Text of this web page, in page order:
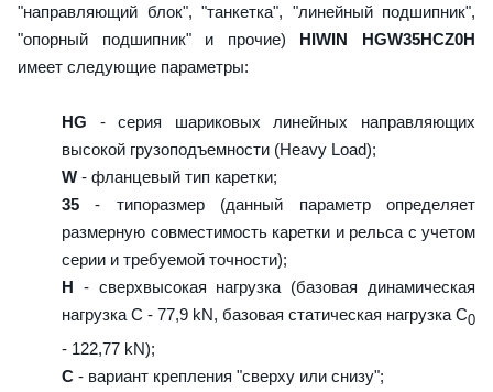
"направляющий блок", "танкетка", "линейный подшипник",
"опорный подшипник" и прочие) HIWIN HGW35HCZ0H
имеет следующие параметры:
HG - серия шариковых линейных направляющих
высокой грузоподъемности (Heavy Load);
W - фланцевый тип каретки;
35 - типоразмер (данный параметр определяет
размерную совместимость каретки и рельса с учетом
серии и требуемой точности);
H - сверхвысокая нагрузка (базовая динамическая
нагрузка C - 77,9 kN, базовая статическая нагрузка С0
- 122,77 kN);
C - вариант крепления "сверху или снизу";